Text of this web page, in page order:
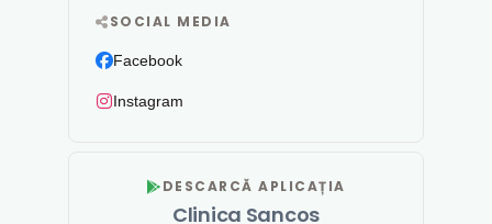
SOCIAL MEDIA
Facebook
Instagram
DESCARCĂ APLICAȚIA
Clinica Sancos